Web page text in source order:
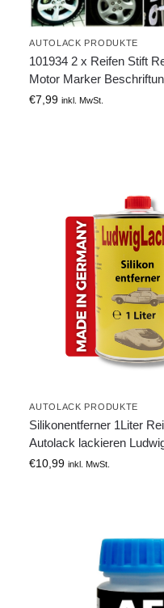
AUTOLACK PRODUKTE
101934 2 x Reifen Stift
Motor Marker
€7,99 inkl. MwSt.
AUTOLACK PRODUKTE
Silikonentferner 1Liter
Autolack lackieren
€10,99 inkl. MwSt.